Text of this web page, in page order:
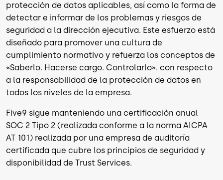
protección de datos aplicables, así como la forma de
detectar e informar de los problemas y riesgos de
seguridad a la dirección ejecutiva. Este esfuerzo está
diseñado para promover una cultura de
cumplimiento normativo y refuerza los conceptos de
«Saberlo. Hacerse cargo. Controlarlo». con respecto
a la responsabilidad de la protección de datos en
todos los niveles de la empresa.
Five9 sigue manteniendo una certificación anual
SOC 2 Tipo 2 (realizada conforme a la norma AICPA
AT 101) realizada por una empresa de auditoría
certificada que cubre los principios de seguridad y
disponibilidad de Trust Services.